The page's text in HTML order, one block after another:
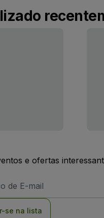
e ofertas
se na lista